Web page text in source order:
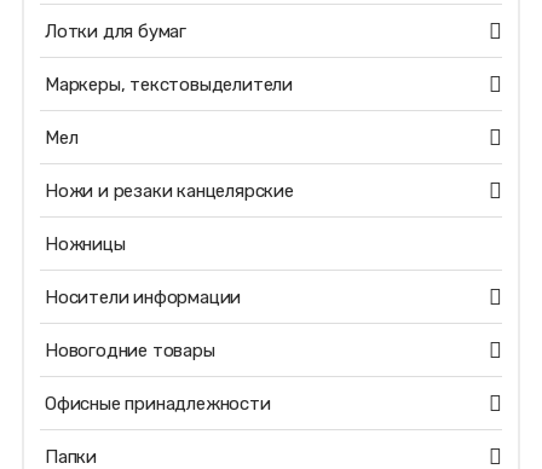
Лотки для бумаг
Маркеры, текстовыделители
Мел
Ножи и резаки канцелярские
Ножницы
Носители информации
Новогодние товары
Офисные принадлежности
Папки